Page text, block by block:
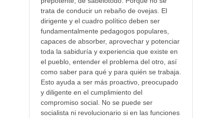
trata de conducir un rebaño de ovejas. El
dirigente y el cuadro político deben ser
fundamentalmente pedagogos populares,
capaces de absorber, aprovechar y potenciar
toda la sabiduría y experiencia que existe en
el pueblo, entender el problema del otro, así
como saber para qué y para quién se trabaja.
Esto ayuda a ser más proactivo, preocupado
y diligente en el cumplimiento del
compromiso social. No se puede ser
socialista ni revolucionario si en las funciones